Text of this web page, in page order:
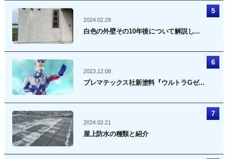
2024.02.29
白色の外壁その10年後について解説し...
2023.12.08
プレマテックス社新塗料『ウルトラGゼ...
2024.02.21
屋上防水の種類と紹介